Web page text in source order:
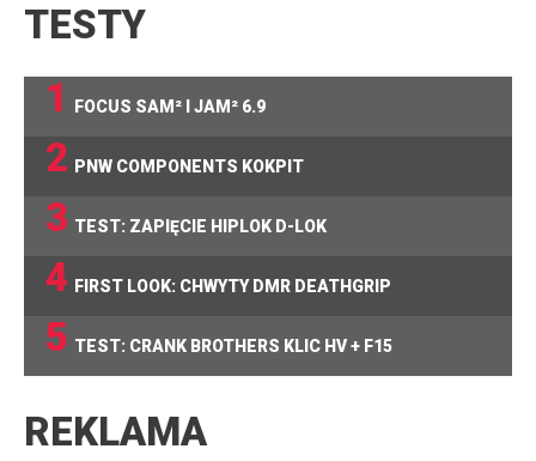
TESTY
1
FOCUS SAM² I JAM² 6.9
2 PNW COMPONENTS KOKPIT
3 TEST: ZAPIĘCIE HIPLOK D-LOK
4 FIRST LOOK: CHWYTY DMR DEATHGRIP
5 TEST: CRANK BROTHERS KLIC HV + F15
REKLAMA